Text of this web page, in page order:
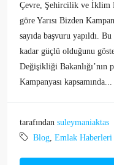
Çevre, Şehircilik ve İklim
göre Yarısı Bizden
sayıda başvuru yapıldı.
kadar güçlü olduğunu
Değişikliği Bakanlığı’nın
Kampanyası kapsamında...
tarafından suleymaniaktas
Blog, Emlak Haberleri